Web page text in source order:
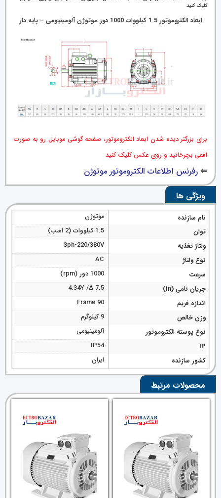
کلیک کنید.
ابعاد الکتروموتور 1.5 کیلووات 1000 دور موتوژن آلومینیومی – پایه دار
برای بزرگتر دیده شدن ابعاد الکتروموتور، صفحه گوشی موبایل رو به صورت
افقی بچرخانید و روی عکس کلیک کنید
⇐رفرنس اطلاعات الکتروموتور موتوژن
ویژگی ها
نام سازنده
موتوژن
توان
1.5 کیلووات (2 اسب)
ولتاژ تغذیه
3ph-220/380V
نوع ولتاژ
AC
سرعت
1000 دور (rpm)
جریان نامی (In)
7.5 ∆/ 4.34Y
اندازه فریم
Frame 90
وزن خالص
9 کیلوگرم
نوع پوسته الکتروموتور
آلومینیومی
IP
IP54
کشور سازنده
ایران
محصولات مرتبط